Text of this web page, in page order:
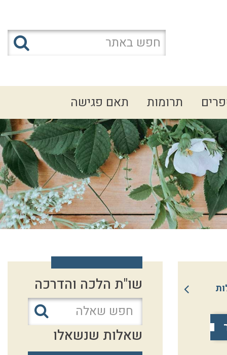
תרומות תאם פגישה
שו"ת הלכה והדרכה
שאלות שנשאלו